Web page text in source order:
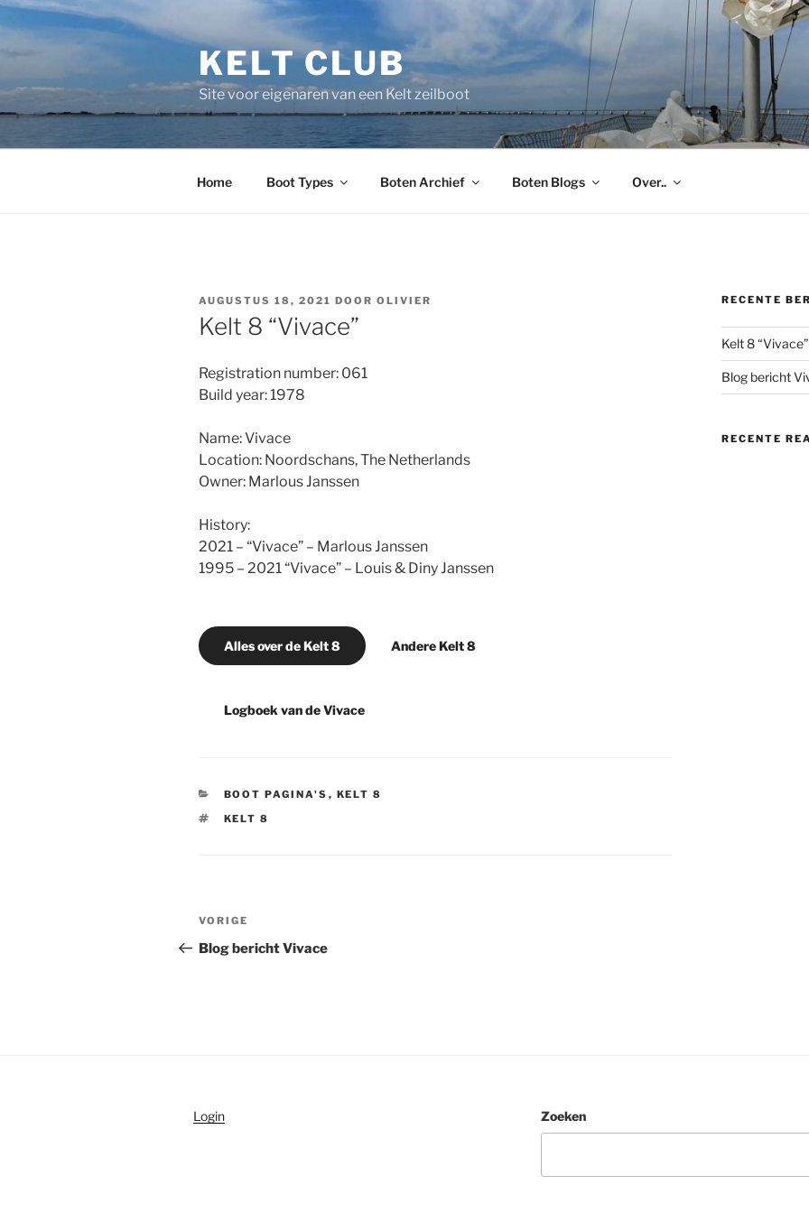
Ga
naar
de
inhoud
KELT CLUB
Site voor eigenaren van een Kelt zeilboot
Home Boot Types Boten Archief Boten Blogs Over..
GEPLAATST
OP
AUGUSTUS 18, 2021 DOOR OLIVIER
Kelt 8 “Vivace”
Registration number: 061
Build year: 1978
Name: Vivace
Location: Noordschans, The Netherlands
Owner: Marlous Janssen
History:
2021 – “Vivace” – Marlous Janssen
1995 – 2021 “Vivace” – Louis & Diny Janssen
Alles over de Kelt 8 Andere Kelt 8
Logboek van de Vivace
CATEGORIEËN
BOOT PAGINA'S , KELT 8
TAGS
KELT 8
Bericht
navigatie
Vorig
bericht
VORIGE
Blog bericht Vivace
RECENTE
Kelt 8 “Vivace”
Blog bericht
RECENTE
Login Zoeken